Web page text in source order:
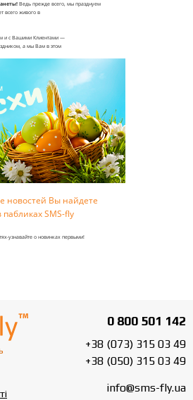
Дорогие
любовь и согласие никогда не покидают
покой и гармония, тогда и вокруг все
убеждениям и вере, но свет, мир,
0 800 501 142
+38 (073) 315 03 49
+38 (050) 315 03 49
info@sms-fly.ua